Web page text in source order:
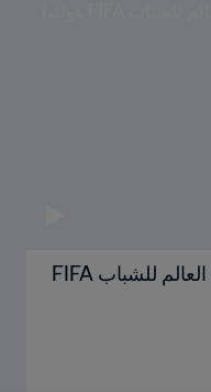
ليونيل ميسِّي في الـ١٧ | بطولة العالم للشباب FIFA